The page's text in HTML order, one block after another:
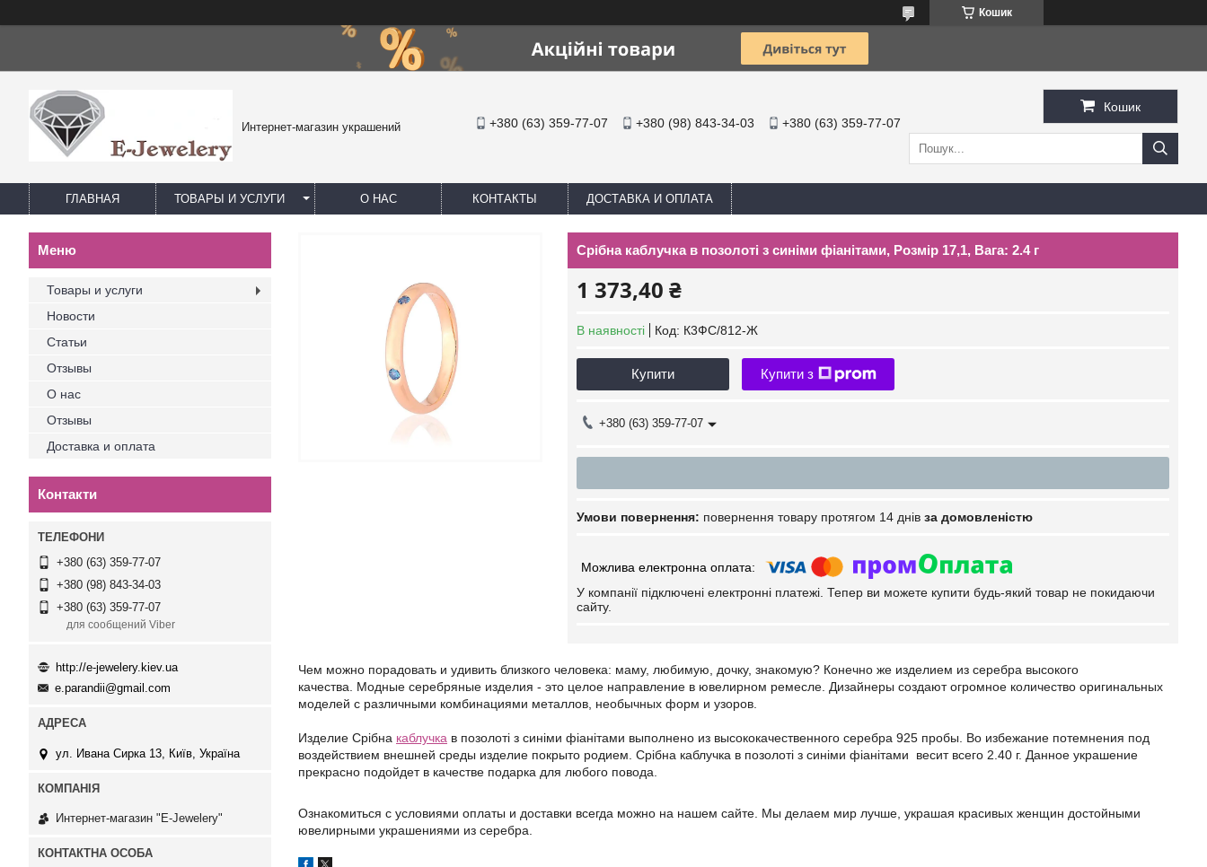
Кошик
Интернет-магазин украшений +380 (63) 359-77-07 +380 (98) 843-34-03 +380 (63) 359-77-07
Кошик
ГЛАВНАЯ ТОВАРЫ И УСЛУГИ О НАС КОНТАКТЫ ДОСТАВКА И ОПЛАТА
Срібна каблучка в позолоті з синіми фіанітами, Розмір 17,1, Вага: 2.4 г
1 373,40 ₴
В наявності Код: К3ФС/812-Ж
Купити Купити з
+380 (63) 359-77-07
повернення товару протягом 14 днів за домовленістю
У компанії підключені електронні платежі. Тепер ви можете купити будь-який товар не покидаючи
сайту.
Чем можно порадовать и удивить близкого человека: маму, любимую, дочку, знакомую? Конечно же изделием из серебра высокого
качества. Модные серебряные изделия - это целое направление в ювелирном ремесле. Дизайнеры создают огромное количество оригинальных
моделей с различными комбинациями металлов, необычных форм и узоров.
Изделие Срібна каблучка в позолоті з синіми фіанітами выполнено из высококачественного серебра 925 пробы. Во избежание потемнения под
воздействием внешней среды изделие покрыто родием. Срібна каблучка в позолоті з синіми фіанітами весит всего 2.40 г. Данное украшение
прекрасно подойдет в качестве подарка для любого повода.
Ознакомиться с условиями оплаты и доставки всегда можно на нашем сайте. Мы делаем мир лучше, украшая красивых женщин достойными
ювелирными украшениями из серебра.
Товары и услуги
Новости
Статьи
Отзывы
О нас
Отзывы
Доставка и оплата
Контакти
+380 (63) 359-77-07
+380 (98) 843-34-03
+380 (63) 359-77-07
для сообщений Viber
http://e-jewelery.kiev.ua
e.parandii@gmail.com
ул. Ивана Сирка 13, Київ, Україна
Интернет-магазин "E-Jewelery"